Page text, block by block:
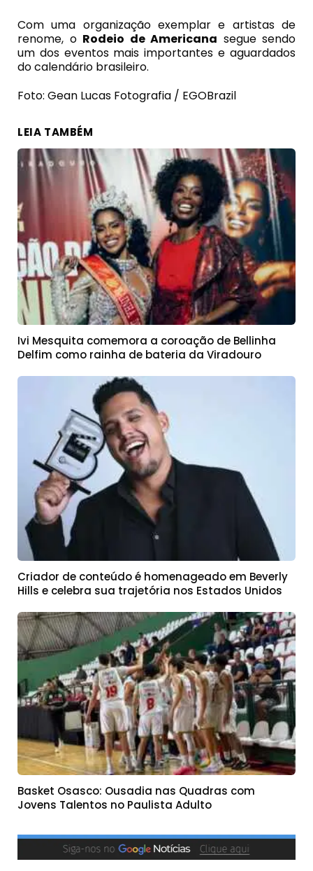
Com uma organização exemplar e artistas de
renome, o Rodeio de Americana segue sendo
um dos eventos mais importantes e aguardados
do calendário brasileiro.
Foto: Gean Lucas Fotografia / EGOBrazil
LEIA TAMBÉM
Ivi Mesquita comemora a coroação de Bellinha
Delfim como rainha de bateria da Viradouro
Criador de conteúdo é homenageado em Beverly
Hills e celebra sua trajetória nos Estados Unidos
Basket Osasco: Ousadia nas Quadras com
Jovens Talentos no Paulista Adulto